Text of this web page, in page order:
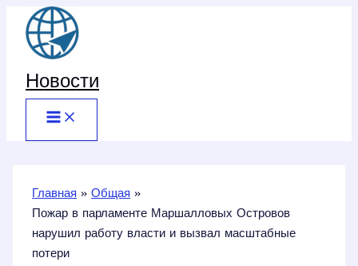
Перейти
содержимому
Новости
Главная
Общая
Пожар в парламенте Маршалловых Островов
нарушил работу власти и вызвал масштабные
потери